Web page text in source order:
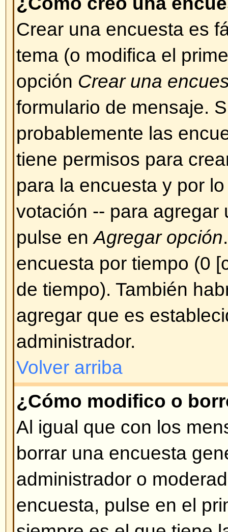
de los mismos.
Volver arriba
¿Puedo colocar imágenes en
Las imágenes pueden ser
Sin embargo, de momento no
herramienta que permita subir
ende, Ud. debe hacer un
que quiere que se muestre, por
http://www.unsitio.com/
hacer enlaces a imágenes que
propio PC (a menos que su PC
WEB con acceso desde
imágenes que se encuentren
autentificación (cuentas de
protegidos por contraseña,
imagen use el BBCode [img] o
correspondiente (de estar
¿Qué son los Anuncios?
Los Anuncios usualmente
importante que los usuarios
posible. Los Anuncios
de temas del Foro donde
no ingresar anuncios
Ud. posea, los cuales son
administrador.